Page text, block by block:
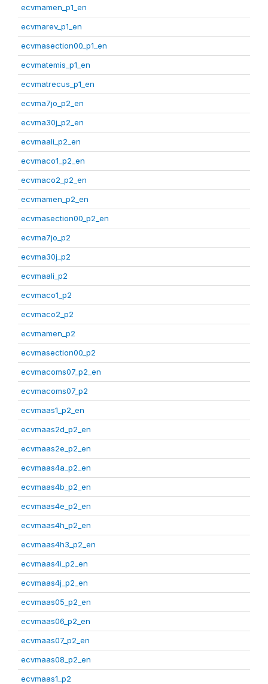
ecvmamen_p1_en
ecvmarev_p1_en
ecvmasection00_p1_en
ecvmatemis_p1_en
ecvmatrecus_p1_en
ecvma7jo_p2_en
ecvma30j_p2_en
ecvmaali_p2_en
ecvmaco1_p2_en
ecvmaco2_p2_en
ecvmamen_p2_en
ecvmasection00_p2_en
ecvma7jo_p2
ecvma30j_p2
ecvmaali_p2
ecvmaco1_p2
ecvmaco2_p2
ecvmamen_p2
ecvmasection00_p2
ecvmacoms07_p2_en
ecvmacoms07_p2
ecvmaas1_p2_en
ecvmaas2d_p2_en
ecvmaas2e_p2_en
ecvmaas4a_p2_en
ecvmaas4b_p2_en
ecvmaas4e_p2_en
ecvmaas4h_p2_en
ecvmaas4h3_p2_en
ecvmaas4i_p2_en
ecvmaas4j_p2_en
ecvmaas05_p2_en
ecvmaas06_p2_en
ecvmaas07_p2_en
ecvmaas08_p2_en
ecvmaas1_p2